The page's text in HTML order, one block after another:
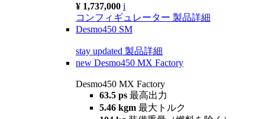
¥ 1,737,000 i
コンフィギュレーター 製品詳細
Desmo450 SM
stay updated 製品詳細
new Desmo450 MX Factory
Desmo450 MX Factory
63.5 ps 最高出力
5.46 kgm 最大トルク